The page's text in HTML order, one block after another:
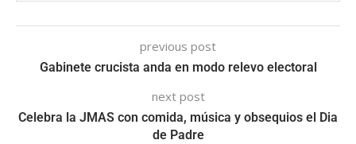
previous post
Gabinete crucista anda en modo relevo electoral
next post
Celebra la JMAS con comida, música y obsequios el Dia
de Padre